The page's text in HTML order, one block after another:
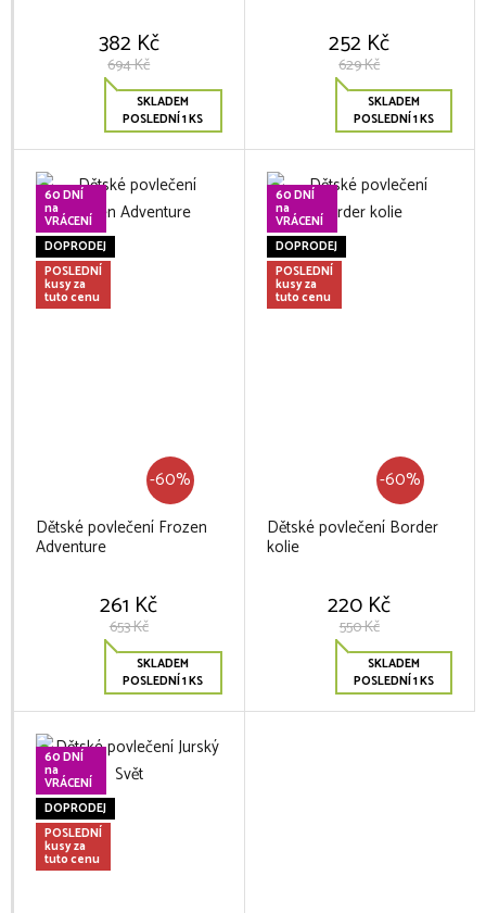
382 Kč
694 Kč
SKLADEM
POSLEDNÍ 1 KS
252 Kč
629 Kč
SKLADEM
POSLEDNÍ 1 KS
60 DNÍ
na
VRÁCENÍ
DOPRODEJ
POSLEDNÍ
kusy za
tuto cenu
-60%
Dětské povlečení Frozen
Adventure
261 Kč
653 Kč
SKLADEM
POSLEDNÍ 1 KS
60 DNÍ
na
VRÁCENÍ
DOPRODEJ
POSLEDNÍ
kusy za
tuto cenu
-60%
Dětské povlečení Border
kolie
220 Kč
550 Kč
SKLADEM
POSLEDNÍ 1 KS
60 DNÍ
na
VRÁCENÍ
DOPRODEJ
POSLEDNÍ
kusy za
tuto cenu